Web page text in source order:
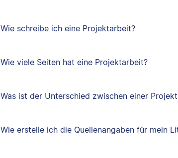
Wie schreibe ich eine Projektarbeit?
Wie viele Seiten hat eine Projektarbeit?
Was ist der Unterschied zwischen einer
Wie erstelle ich die Quellenangaben für mein